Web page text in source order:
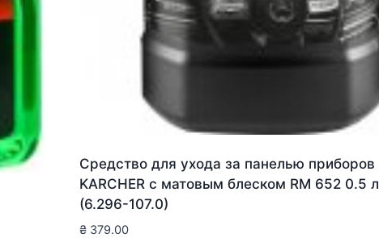
Средство для ухода за панелью приборов
KARCHER с матовым блеском RM 652 0.5 л
(6.296-107.0)
₴ 379.00